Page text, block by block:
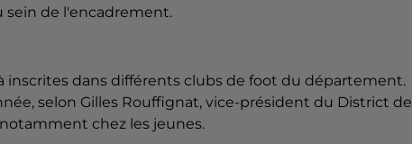
sein de l'encadrement.
inscrites dans différents clubs de foot du département.
selon Gilles Rouffignat, vice-président du District de
chez les jeunes.